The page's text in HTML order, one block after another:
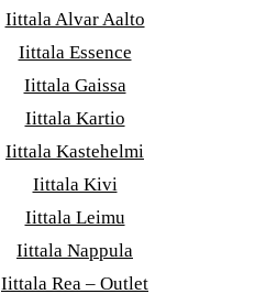
Iittala Alvar Aalto
Iittala Essence
Iittala Gaissa
Iittala Kartio
Iittala Kastehelmi
Iittala Kivi
Iittala Leimu
Iittala Nappula
Iittala Rea – Outlet